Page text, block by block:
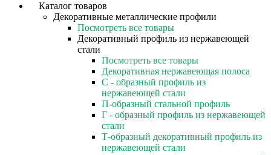
Каталог товаров
Декоративные металлические профили
Посмотреть все товары
Декоративный профиль из нержавеющей
стали
Посмотреть все товары
Декоративная нержавеющая полоса
С - образный профиль из
нержавеющей стали
П-образный стальной профиль
Г - образный профиль из нержавеющей
стали
Т-образный декоративный профиль из
нержавеющей стали